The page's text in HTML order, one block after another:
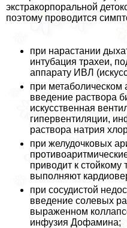
экстpaкорпopaльной
поэтому проводится
при нарастании
интубация трахеи,
аппарату ИВЛ
при метаболическом
введение раствора
искусственная
гипервентиляции,
раствора натрия
при желудочковых
приводит к стойкому
выполняют
при сосудистой
введение солевых
выраженном
инфузия Дофамина;